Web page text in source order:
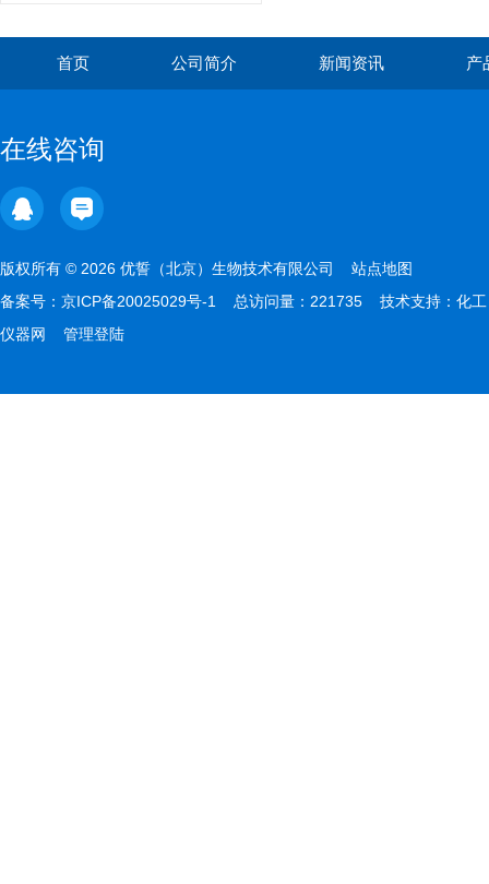
首页 公司简介 新闻资讯 产
在线咨询
版权所有 © 2026 优誓（北京）生物技术有限公司 站点地图
备案号： 京ICP备20025029号-1 总访问量：221735 技术支持： 化工
仪器网
管理登陆